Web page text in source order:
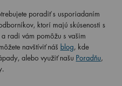
poradiť s usporiadaním
ktorí majú skúsenosti s
radi vám pomôžu s vašim
navštíviť náš blog, kde
alebo využiť našu Poradňu,